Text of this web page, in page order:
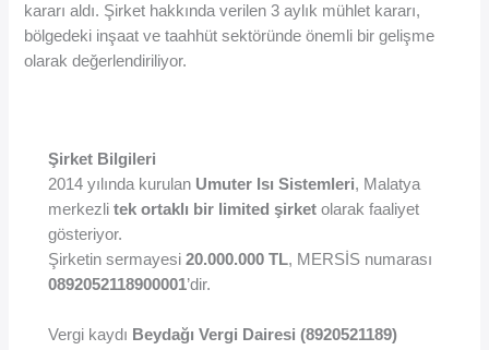
kararı aldı. Şirket hakkında verilen 3 aylık mühlet kararı,
bölgedeki inşaat ve taahhüt sektöründe önemli bir gelişme
olarak değerlendiriliyor.
Şirket Bilgileri
2014 yılında kurulan Umuter Isı Sistemleri, Malatya
merkezlitek ortaklı bir limited şirket olarak faaliyet
gösteriyor.
Şirketin sermayesi20.000.000 TL, MERSİS numarası
0892052118900001’dir.
Vergi kaydı Beydağı Vergi Dairesi (8920521189)